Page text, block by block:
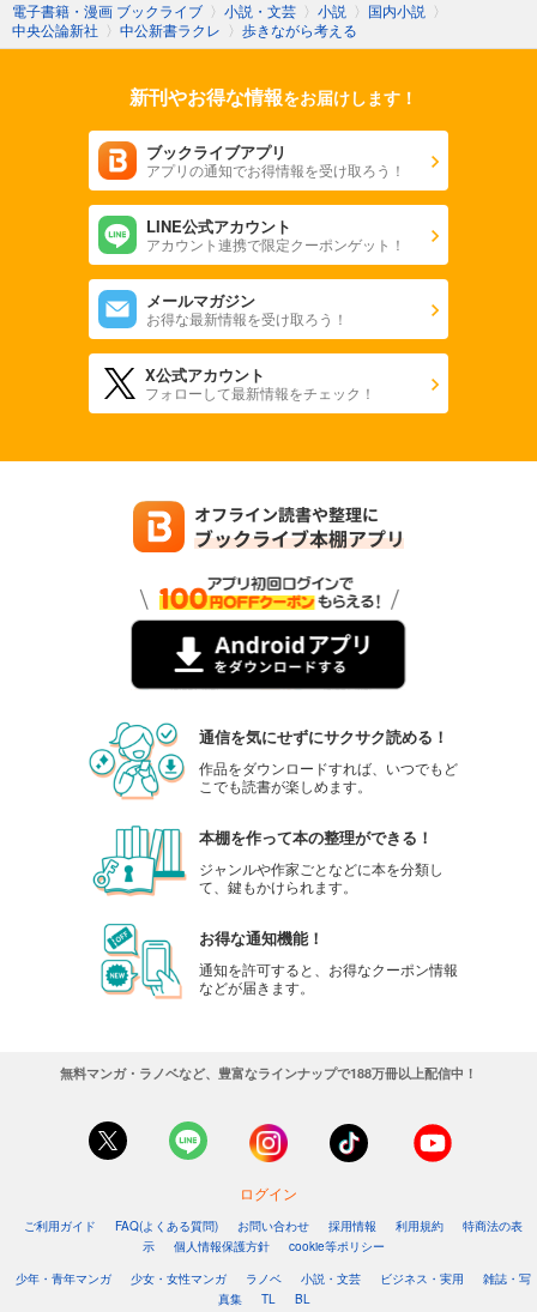
電子書籍・漫画 ブックライブ 〉 小説・文芸 〉 小説 〉 国内小説 〉
中央公論新社 〉 中公新書ラクレ 〉 歩きながら考える
新刊やお得な情報をお届けします！
ブックライブアプリ
アプリの通知でお得情報を受け取ろう！
LINE公式アカウント
アカウント連携で限定クーポンゲット！
メールマガジン
お得な最新情報を受け取ろう！
X公式アカウント
フォローして最新情報をチェック！
通信を気にせずにサクサク読める！
作品をダウンロードすれば、いつでもど
こでも読書が楽しめます。
本棚を作って本の整理ができる！
ジャンルや作家ごとなどに本を分類し
て、鍵もかけられます。
お得な通知機能！
通知を許可すると、お得なクーポン情報
などが届きます。
無料マンガ・ラノベなど、豊富なラインナップで188万冊以上配信中！
ログイン
ご利用ガイド FAQ(よくある質問) お問い合わせ 採用情報 利用規約
特商法の表
示
個人情報保護方針
cookie等ポリシー
少年・青年マンガ
少女・女性マンガ ラノベ 小説・文芸 ビジネス・実用
雑誌・写
真集
TL BL